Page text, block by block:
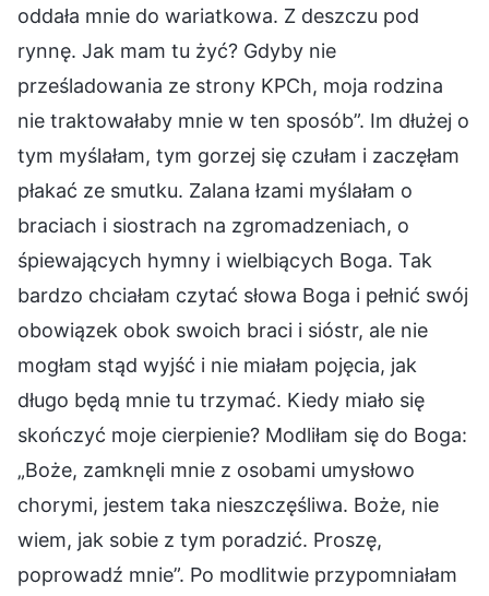
oddała mnie do wariatkowa. Z deszczu pod
rynnę. Jak mam tu żyć? Gdyby nie
prześladowania ze strony KPCh, moja rodzina
nie traktowałaby mnie w ten sposób”. Im dłużej o
tym myślałam, tym gorzej się czułam i zaczęłam
płakać ze smutku. Zalana łzami myślałam o
braciach i siostrach na zgromadzeniach, o
śpiewających hymny i wielbiących Boga. Tak
bardzo chciałam czytać słowa Boga i pełnić swój
obowiązek obok swoich braci i sióstr, ale nie
mogłam stąd wyjść i nie miałam pojęcia, jak
długo będą mnie tu trzymać. Kiedy miało się
skończyć moje cierpienie? Modliłam się do Boga:
„Boże, zamknęli mnie z osobami umysłowo
chorymi, jestem taka nieszczęśliwa. Boże, nie
wiem, jak sobie z tym poradzić. Proszę,
poprowadź mnie”. Po modlitwie przypomniałam